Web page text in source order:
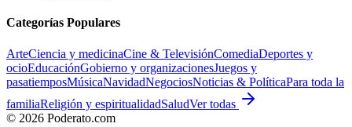
Categorías Populares
ArteCiencia y medicinaCine & TelevisiónComediaDeportes y
ocioEducaciónGobierno y organizacionesJuegos y
pasatiemposMúsicaNavidadNegociosNoticias & PolíticaPara toda la
familiaReligión y espiritualidadSaludVer todas
© 2026 Poderato.com